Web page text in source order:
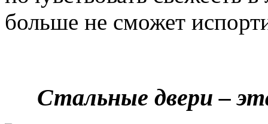
больше не сможет
Стальные двери –